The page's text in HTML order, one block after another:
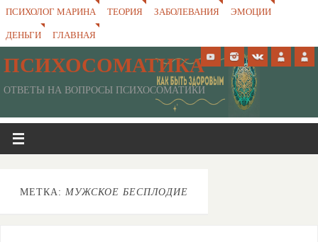
ПСИХОЛОГ МАРИНА ТЕОРИЯ ЗАБОЛЕВАНИЯ
ЭМОЦИИ
ДЕНЬГИ
ГЛАВНАЯ
ПСИХОСОМАТИКА
ОТВЕТЫ НА ВОПРОСЫ ПСИХОСОМАТИКИ
МЕТКА: МУЖСКОЕ БЕСПЛОДИЕ